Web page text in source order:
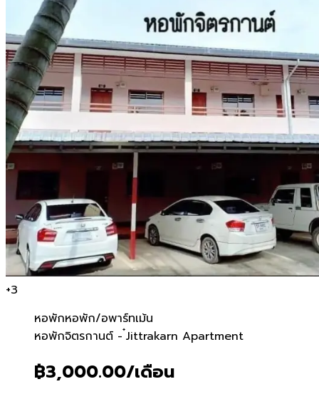
+3
หอพักหอพัก/อพาร์ทเม้น
หอพักจิตรกานต์ -
หอพักจิตรกานต์ - ๋Jittrakarn Apartment
฿3,000.00/เดือน